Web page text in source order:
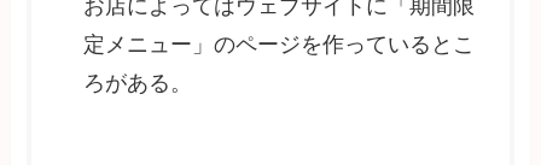
お店によってはウェブサイトに「期間限
定メニュー」のページを作っているとこ
ろがある。